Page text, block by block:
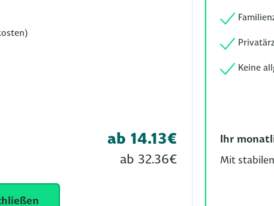
ab 14.13€
ab 32.36€
Keine
Ihr
Mit